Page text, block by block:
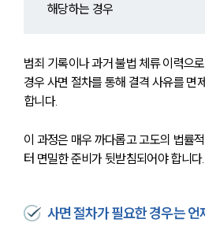
대륜법률상
해당하는 경우
범죄 기록이나 과거 불법 체류 이력으
경우 사면 절차를 통해 결격 사유를 면
합니다.
이 과정은 매우 까다롭고 고도의 법률
터 면밀한 준비가 뒷받침되어야 합니다.
사면 절차가 필요한 경우는 언